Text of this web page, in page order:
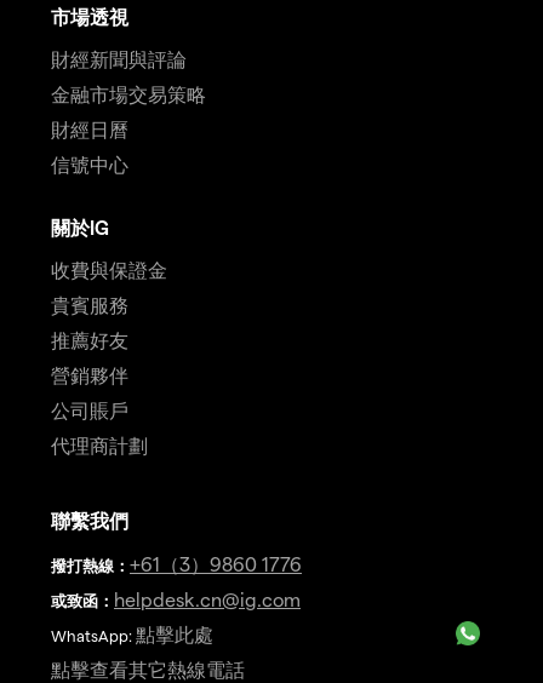
市場透視
財經新聞與評論
金融市場交易策略
財經日曆
信號中心
關於IG
收費與保證金
貴賓服務
推薦好友
營銷夥伴
公司賬戶
代理商計劃
聯繫我們
撥打熱線 ： +61（3）9860 1776
或致函： helpdesk.cn@ig.com
WhatsApp: 點擊此處
點擊查看其它熱線電話